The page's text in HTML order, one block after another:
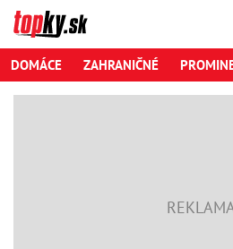
DOMÁCE ZAHRANIČNÉ